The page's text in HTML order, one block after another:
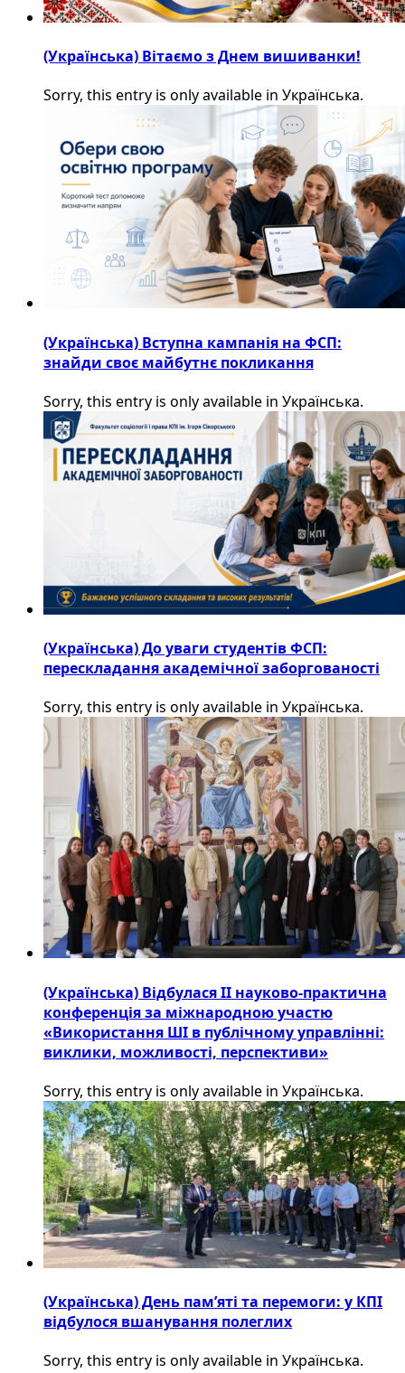
(Українська) Вітаємо з Днем вишиванки!
Sorry, this entry is only available in Українська.
(Українська) Вступна кампанія на ФСП:
знайди своє майбутнє покликання
Sorry, this entry is only available in Українська.
(Українська) До уваги студентів ФСП:
перескладання академічної заборгованості
Sorry, this entry is only available in Українська.
(Українська) Відбулася ІІ науково-практична
конференція за міжнародною участю
«Використання ШІ в публічному управлінні:
виклики, можливості, перспективи»
Sorry, this entry is only available in Українська.
(Українська) День пам’яті та перемоги: у КПІ
відбулося вшанування полеглих
Sorry, this entry is only available in Українська.